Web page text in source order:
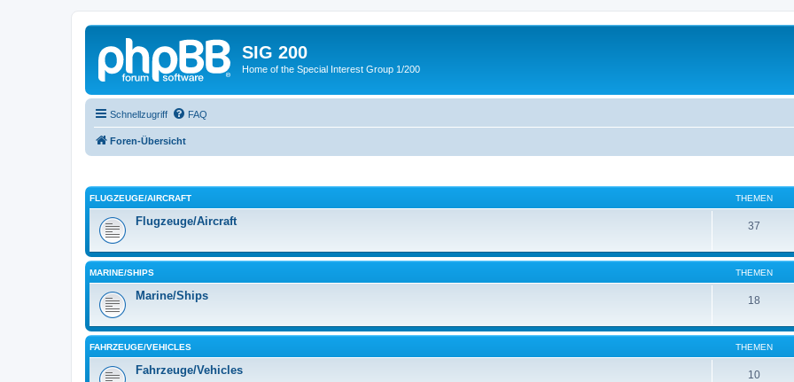
SIG 200
Home of the Special Interest Group 1/200
Schnellzugriff FAQ
Foren-Übersicht
FLUGZEUGE/AIRCRAFT THEMEN
Flugzeuge/Aircraft 37
MARINE/SHIPS THEMEN
Marine/Ships 18
FAHRZEUGE/VEHICLES THEMEN
Fahrzeuge/Vehicles 10